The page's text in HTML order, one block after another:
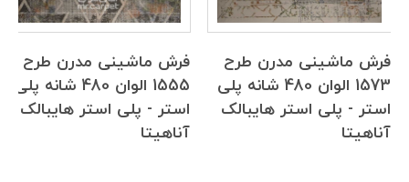
فرش ماشینی مدرن طرح
1573 الوان 480 شانه پلی
استر - پلی استر هایبالک
آناهیتا
فرش ماشینی مدرن طرح
1555 الوان 480 شانه پلی
استر - پلی استر هایبالک
آناهیتا